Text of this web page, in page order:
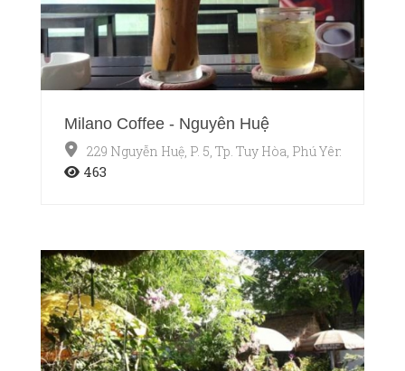
Milano Coffee - Nguyễn Huệ
229 Nguyễn Huệ, P. 5, Tp. Tuy Hòa, Phú Yên
463